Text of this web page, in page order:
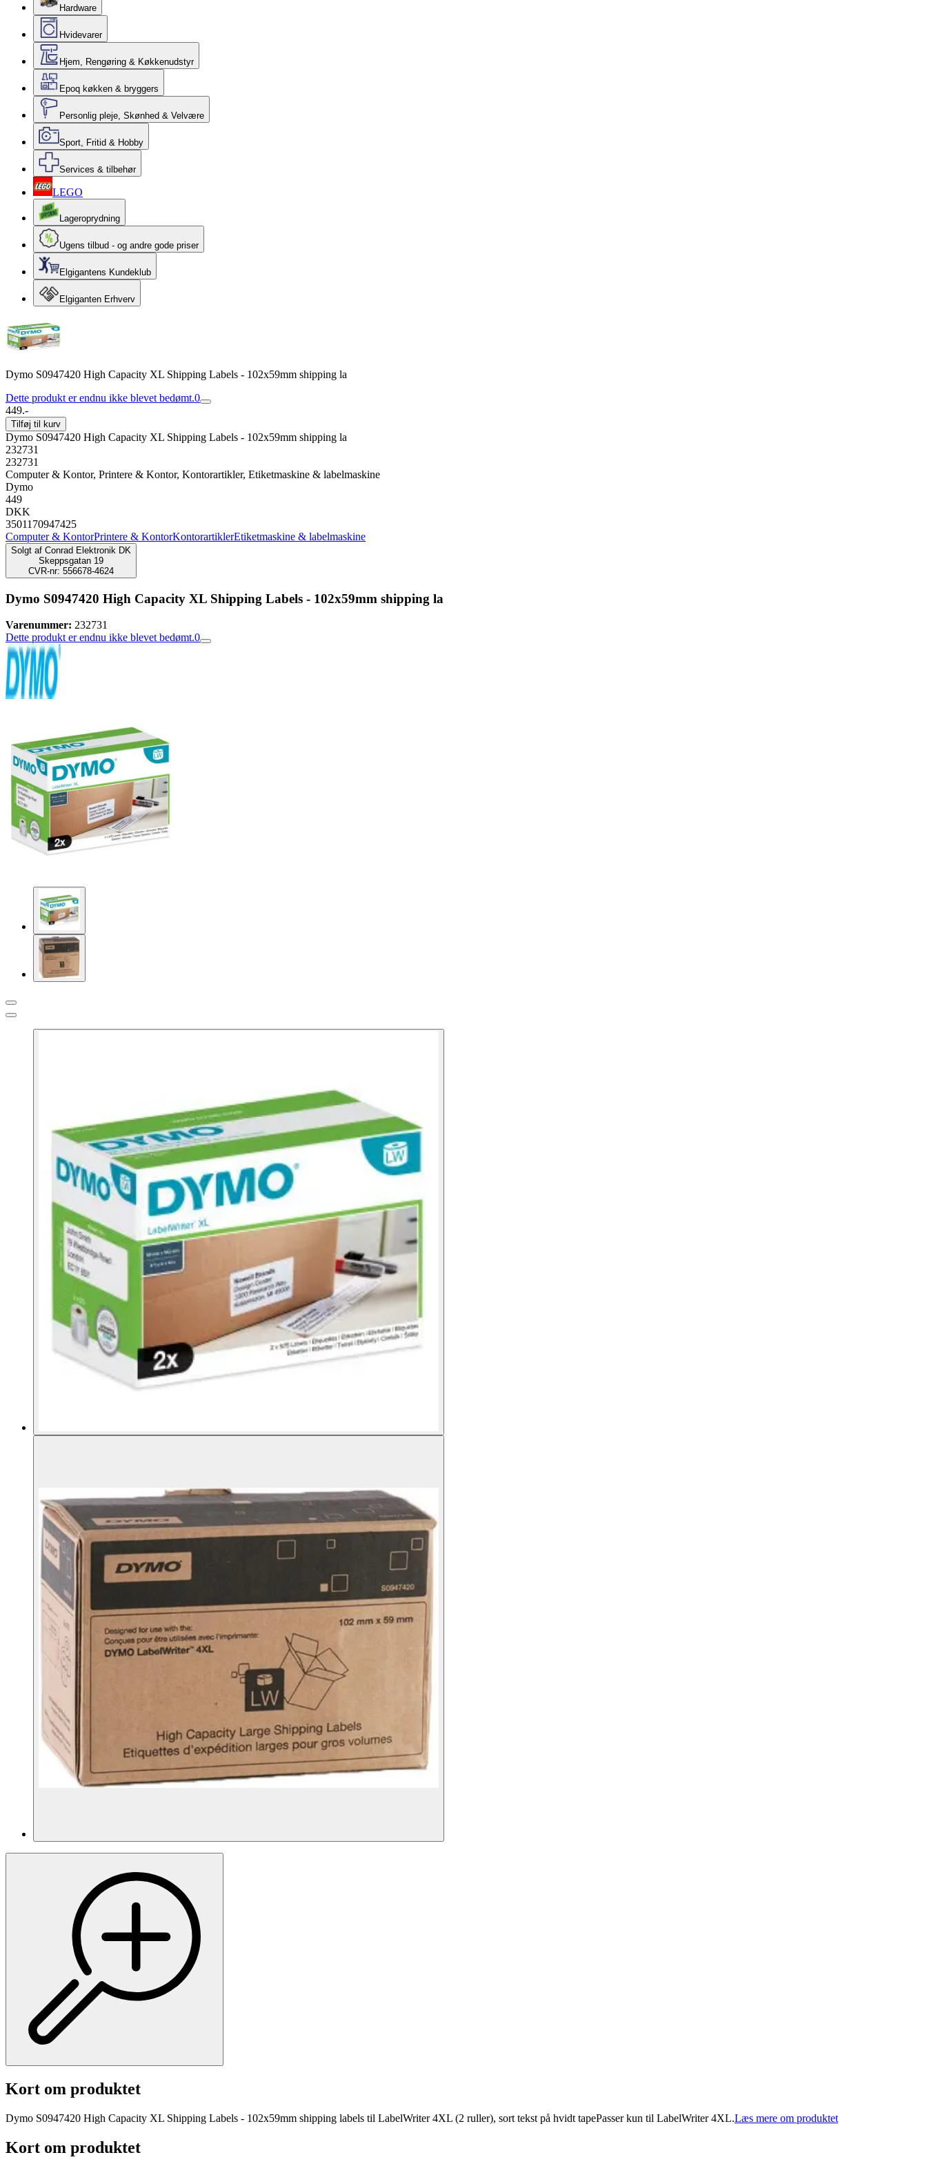
Hardware
Hvidevarer
Hjem, Rengøring & Køkkenudstyr
Epoq køkken & bryggers
Personlig pleje, Skønhed & Velvære
Sport, Fritid & Hobby
Services & tilbehør
LEGO
Lageroprydning
Ugens tilbud - og andre gode priser
Elgigantens Kundeklub
Elgiganten Erhverv
Dymo S0947420 High Capacity XL Shipping Labels - 102x59mm shipping la
Dette produkt er endnu ikke blevet bedømt.0
449.-
Tilføj til kurv
Dymo S0947420 High Capacity XL Shipping Labels - 102x59mm shipping la
232731
232731
Computer & Kontor, Printere & Kontor, Kontorartikler, Etiketmaskine & labelmaskine
Dymo
449
DKK
3501170947425
Computer & KontorPrintere & KontorKontorartiklerEtiketmaskine & labelmaskine
Solgt af Conrad Elektronik DK
Skeppsgatan 19
CVR-nr: 556678-4624
Dymo S0947420 High Capacity XL Shipping Labels - 102x59mm shipping la
Varenummer: 232731
Dette produkt er endnu ikke blevet bedømt.0
Kort om produktet
Dymo S0947420 High Capacity XL Shipping Labels - 102x59mm shipping labels til LabelWriter 4XL (2 ruller), sort tekst på hvidt tapePasser kun til LabelWriter 4XL.Læs mere om produktet
Kort om produktet